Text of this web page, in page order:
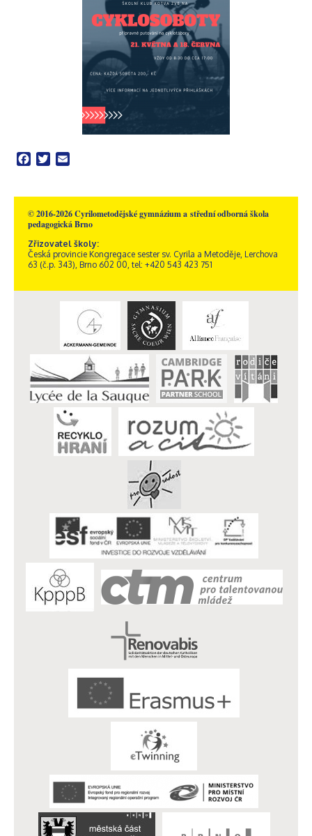
Facebook
Twitter
© 2016-2026 Cyrilometodějské gymnázium a střední odborná škola
pedagogická Brno
Zřizovatel školy:
Česká provincie Kongregace sester sv. Cyrila a Metoděje, Lerchova
63 (č.p. 343), Brno 602 00, tel: +420 543 423 751